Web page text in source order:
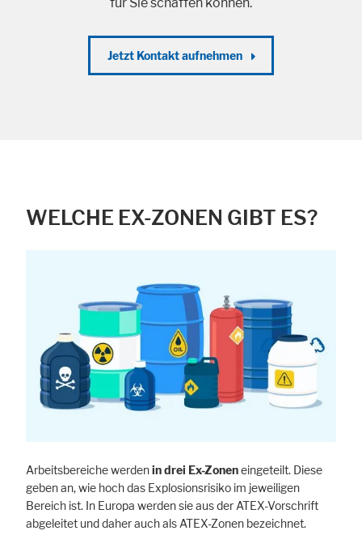
Jetzt Kontakt aufnehmen
WELCHE EX-ZONEN GIBT ES?
Arbeitsbereiche werdenin drei Ex-Zoneneingeteilt. Diese
geben an, wie hoch das Explosionsrisiko im jeweiligen
Bereich ist. In Europa werden sie aus der ATEX-Vorschrift
abgeleitet und daher auch als ATEX-Zonen bezeichnet.